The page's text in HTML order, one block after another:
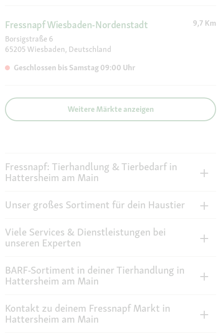
Fressnapf Wiesbaden-Nordenstadt
9,7 Km
Borsigstraße 6
65205 Wiesbaden, Deutschland
Geschlossen bis Samstag 09:00 Uhr
Weitere Märkte anzeigen
Fressnapf: Tierhandlung & Tierbedarf in
Hattersheim am Main
Unser großes Sortiment für dein Haustier
Viele Services & Dienstleistungen bei
unseren Experten
BARF-Sortiment in deiner Tierhandlung in
Hattersheim am Main
Kontakt zu deinem Fressnapf Markt in
Hattersheim am Main